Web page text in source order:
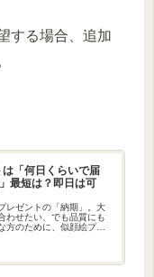
する場合、追加
「何日くらいで届
最短は？即日は可
レゼントの「納期」。大
わせたい、でも品質にも
方のために、似顔絵プレ